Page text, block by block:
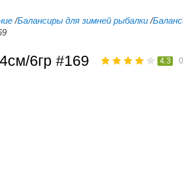
/Балансиры для зимней рыбалки /
6гр #169 4.3 0